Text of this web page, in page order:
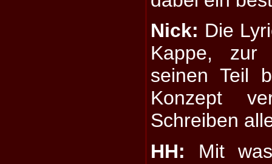
Nick: Die
Kappe, zur
seinen Teil
Konzept
Schreiben
HH: Mit